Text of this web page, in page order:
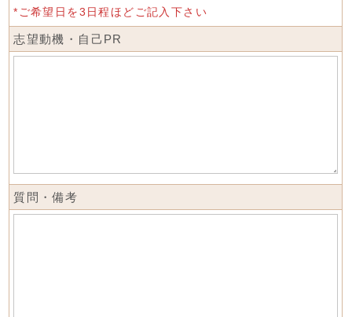
*ご希望日を3日程ほどご記入下さい
志望動機・自己PR
質問・備考